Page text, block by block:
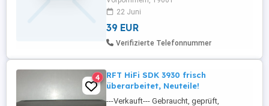
jeden Geschmack Sehr guter Zustand,
Nur Komplettverkauf Abholung oder
Treffpunkt Bei Fragen melde dich ...
22 Juni
39 EUR
Verifizierte Telefonnummer
4
RFT HiFi SDK 3930 frisch
überarbeitet, Neuteile!
---Verkauft--- Gebraucht, geprüft,